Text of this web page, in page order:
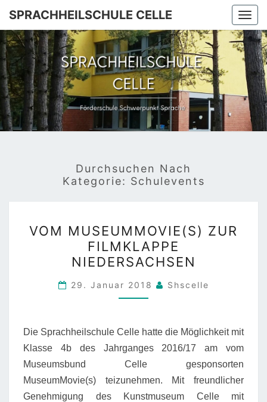
Skip
content
SPRACHHEILSCHULE CELLE
Förderschule
Schwerpunkt
Sprache
Durchsuchen Nach
Kategorie: Schulevents
MUSEUMMOVIE(S)
ZUR
FILMKLAPPE
NIEDERSACHSEN
VOM MUSEUMMOVIE(S) ZUR
FILMKLAPPE
NIEDERSACHSEN
29. Januar 2018 Shscelle
Die Sprachheilschule Celle hatte die Möglichkeit mit
Klasse 4b des Jahrganges 2016/17 am vom
Museumsbund Celle gesponsorten
MuseumMovie(s) teizunehmen. Mit freundlicher
Genehmigung des Kunstmuseum Celle mit